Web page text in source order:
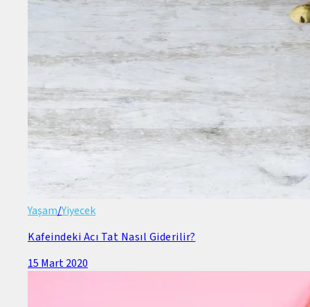
Yaşam/Yiyecek
Kafeindeki Acı Tat Nasıl Giderilir?
15 Mart 2020